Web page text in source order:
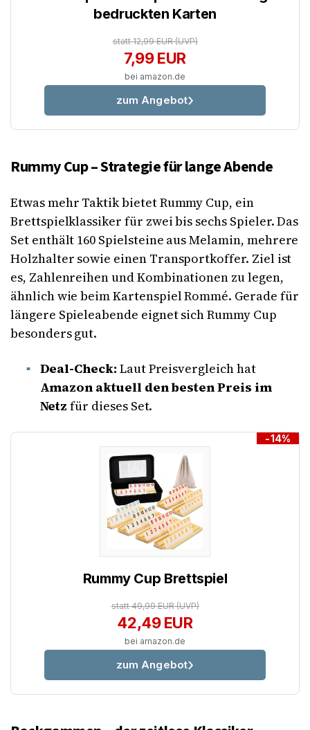
bedruckten Karten
statt 12,99 EUR(UVP)
7,99 EUR
bei amazon.de
zum Angebot
Rummy Cup – Strategie für lange Abende
Etwas mehr Taktik bietet Rummy Cup, ein
Brettspielklassiker für zwei bis sechs Spieler. Das
Set enthält 160 Spielsteine aus Melamin, mehrere
Holzhalter sowie einen Transportkoffer. Ziel ist
es, Zahlenreihen und Kombinationen zu legen,
ähnlich wie beim Kartenspiel Rommé. Gerade für
längere Spieleabende eignet sich Rummy Cup
besonders gut.
Deal-Check: Laut Preisvergleich hat
Amazon aktuell den besten Preis im
Netz für dieses Set.
-14%
Rummy Cup Brettspiel
statt 49,99 EUR(UVP)
42,49 EUR
bei amazon.de
zum Angebot